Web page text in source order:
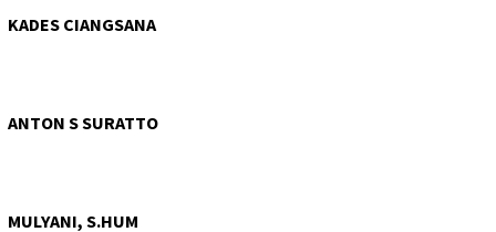
KADES CIANGSANA
ANTON S SURATTO
MULYANI, S.HUM